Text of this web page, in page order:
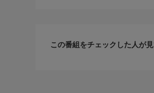
この番組をチェックした人が